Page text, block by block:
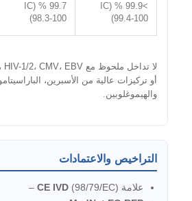
>99.9 % (IC
99.4-100)
99.7 % (IC
98.3-100)
لا تداخل ملحوظ مع RF، HBsAg/HBeAg، HIV-1/2، CMV، EBV،
أو تركيزات عالية من الأسبرين،
والهيموغلوبين.
التراخيص والاعتمادات
علامة CE IVD (98/79/EC) –